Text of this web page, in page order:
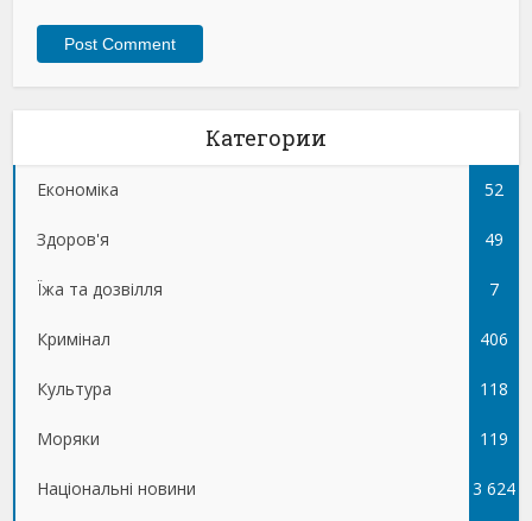
Категории
Економіка 52
Здоров'я 49
Їжа та дозвілля 7
Кримінал 406
Культура 118
Моряки 119
Національні новини 3 624